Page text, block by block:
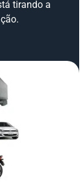
tirando a